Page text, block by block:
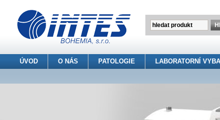
ÚVOD O NÁS PATOLOGIE LABORATORNÍ